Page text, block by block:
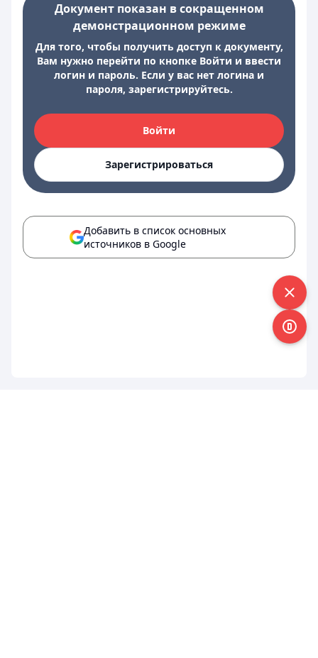
Документ показан в сокращенном
демонстрационном режиме
Для того, чтобы получить доступ к документу,
Вам нужно перейти по кнопке Войти и ввести
логин и пароль. Если у вас нет логина и
пароля, зарегистрируйтесь.
Войти
Зарегистрироваться
Добавить в список основных
источников в Google